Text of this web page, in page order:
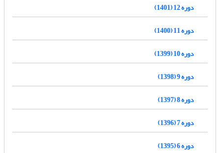
دوره 12 (1401)
دوره 11 (1400)
دوره 10 (1399)
دوره 9 (1398)
دوره 8 (1397)
دوره 7 (1396)
دوره 6 (1395)